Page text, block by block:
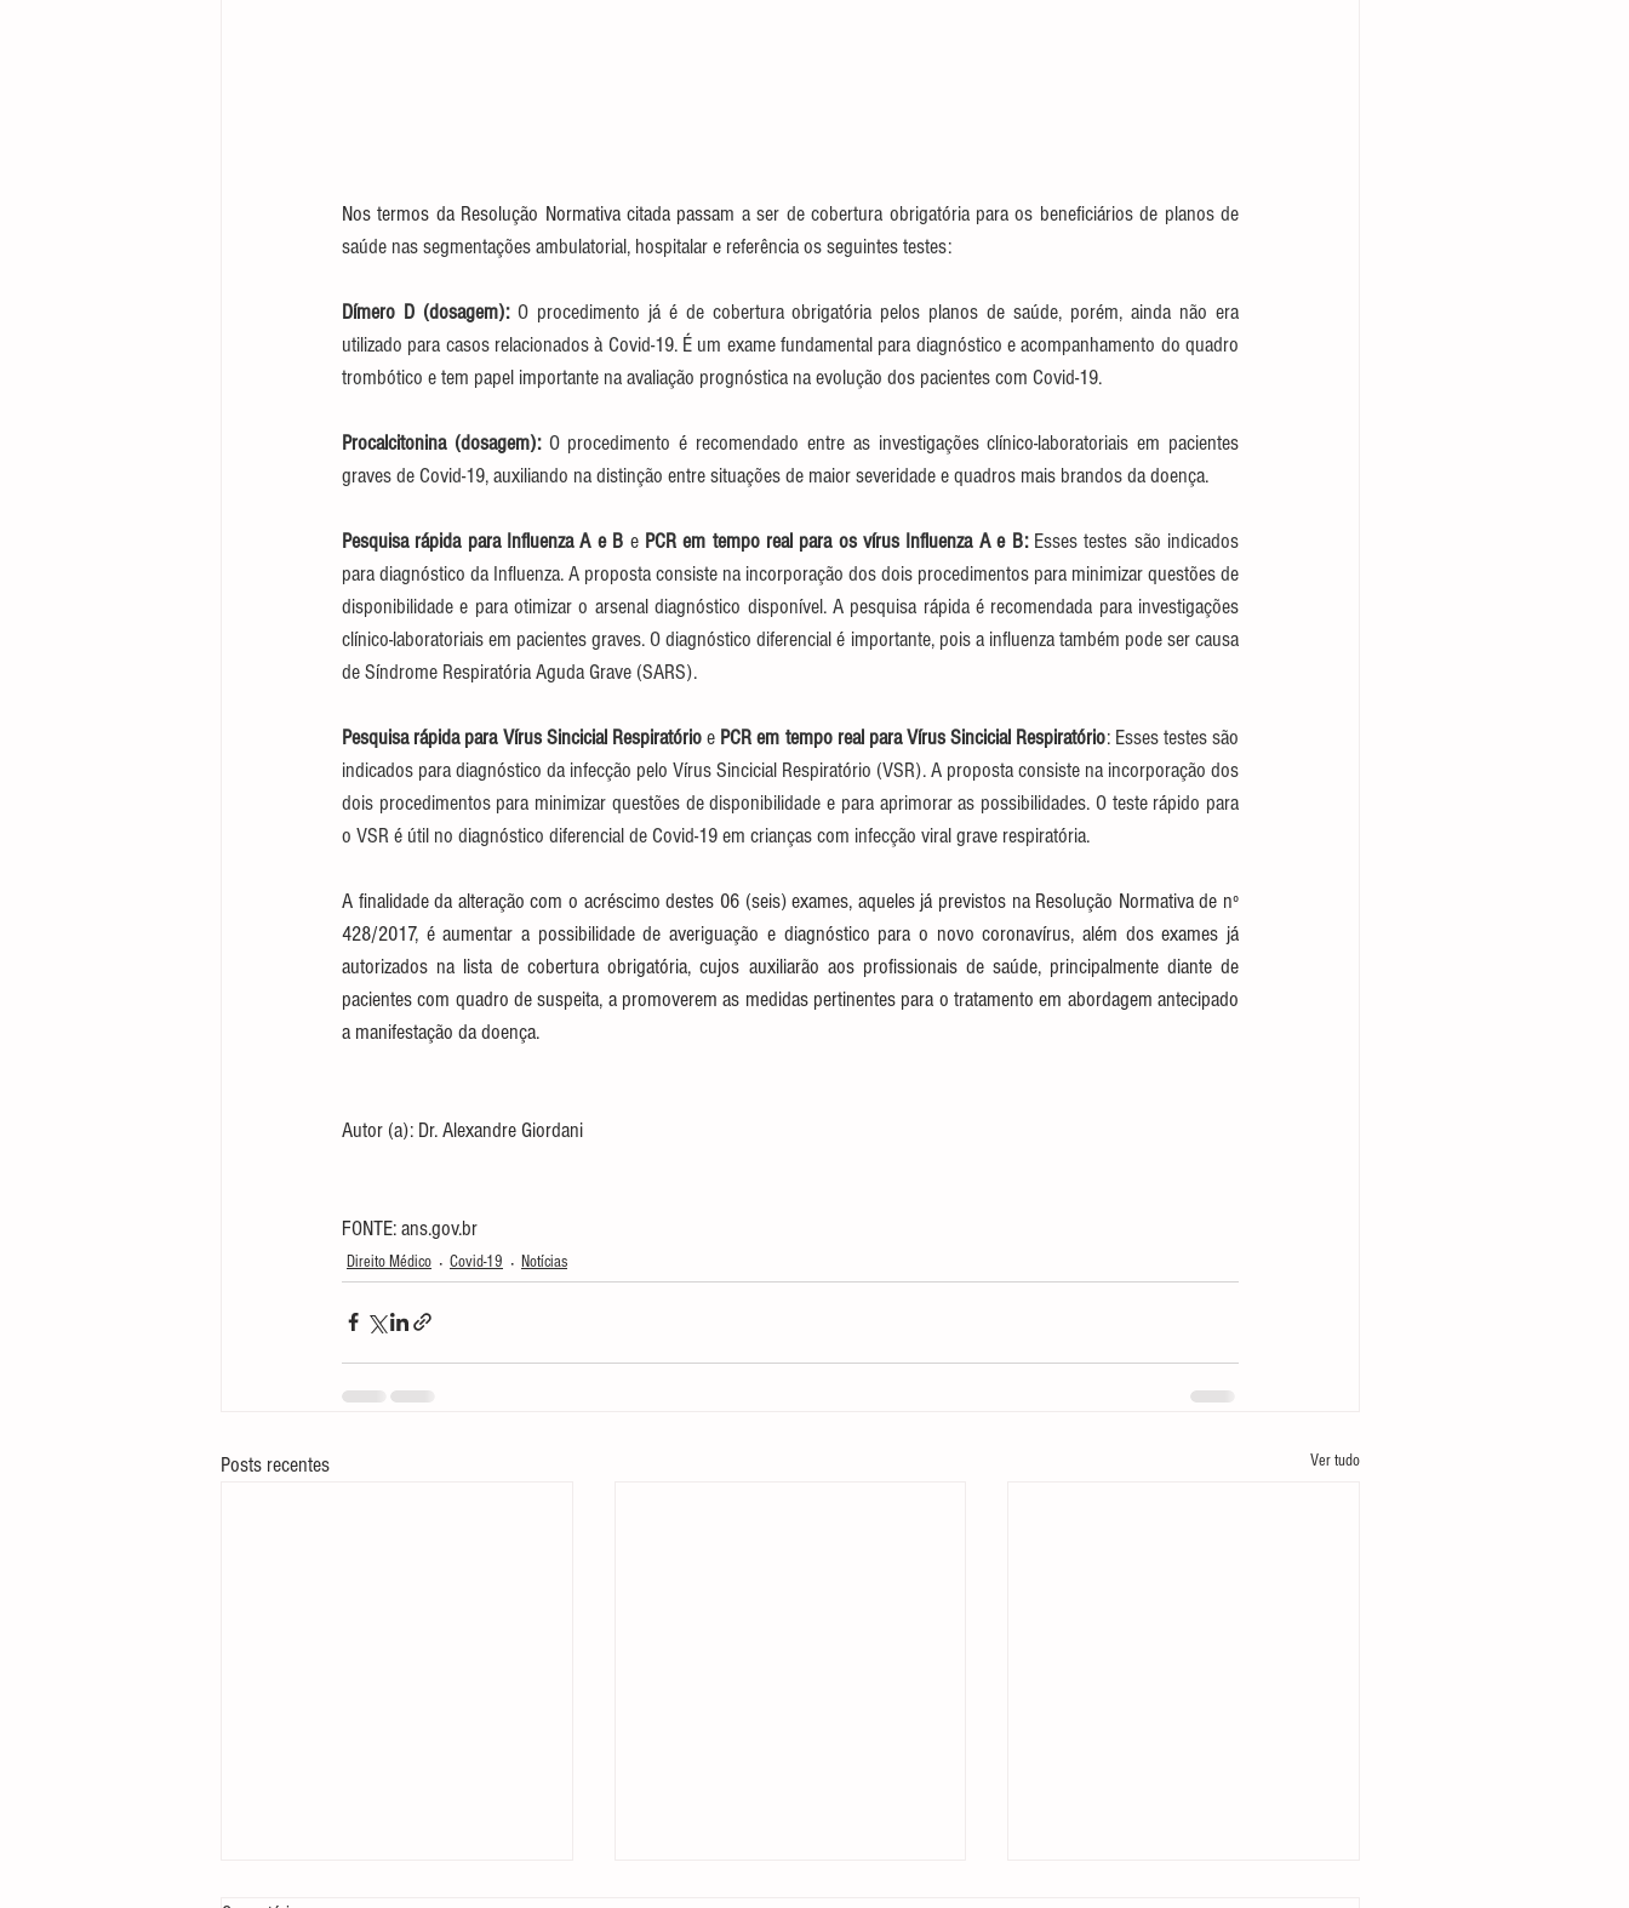
Nos termos da Resolução Normativa citada passam a ser de cobertura obrigatória para os beneficiários de planos de
saúde nas segmentações ambulatorial, hospitalar e referência os seguintes testes:
Dímero D (dosagem): O procedimento já é de cobertura obrigatória pelos planos de saúde, porém, ainda não era
utilizado para casos relacionados à Covid-19. É um exame fundamental para diagnóstico e acompanhamento do quadro
trombótico e tem papel importante na avaliação prognóstica na evolução dos pacientes com Covid-19.
Procalcitonina (dosagem): O procedimento é recomendado entre as investigações clínico-laboratoriais em pacientes
graves de Covid-19, auxiliando na distinção entre situações de maior severidade e quadros mais brandos da doença.
Pesquisa rápida para Influenza A e B e PCR em tempo real para os vírus Influenza A e B: Esses testes são indicados
para diagnóstico da Influenza. A proposta consiste na incorporação dos dois procedimentos para minimizar questões de
disponibilidade e para otimizar o arsenal diagnóstico disponível. A pesquisa rápida é recomendada para investigações
clínico-laboratoriais em pacientes graves. O diagnóstico diferencial é importante, pois a influenza também pode ser causa
de Síndrome Respiratória Aguda Grave (SARS).
Pesquisa rápida para Vírus Sincicial Respiratório e PCR em tempo real para Vírus Sincicial Respiratório: Esses testes são
indicados para diagnóstico da infecção pelo Vírus Sincicial Respiratório (VSR). A proposta consiste na incorporação dos
dois procedimentos para minimizar questões de disponibilidade e para aprimorar as possibilidades. O teste rápido para
o VSR é útil no diagnóstico diferencial de Covid-19 em crianças com infecção viral grave respiratória.
A finalidade da alteração com o acréscimo destes 06 (seis) exames, aqueles já previstos na Resolução Normativa de nº
428/2017, é aumentar a possibilidade de averiguação e diagnóstico para o novo coronavírus, além dos exames já
autorizados na lista de cobertura obrigatória, cujos auxiliarão aos profissionais de saúde, principalmente diante de
pacientes com quadro de suspeita, a promoverem as medidas pertinentes para o tratamento em abordagem antecipado
a manifestação da doença.
Autor (a): Dr. Alexandre Giordani
FONTE: ans.gov.br
Direito Médico Covid-19 Notícias
Posts recentes Ver tudo